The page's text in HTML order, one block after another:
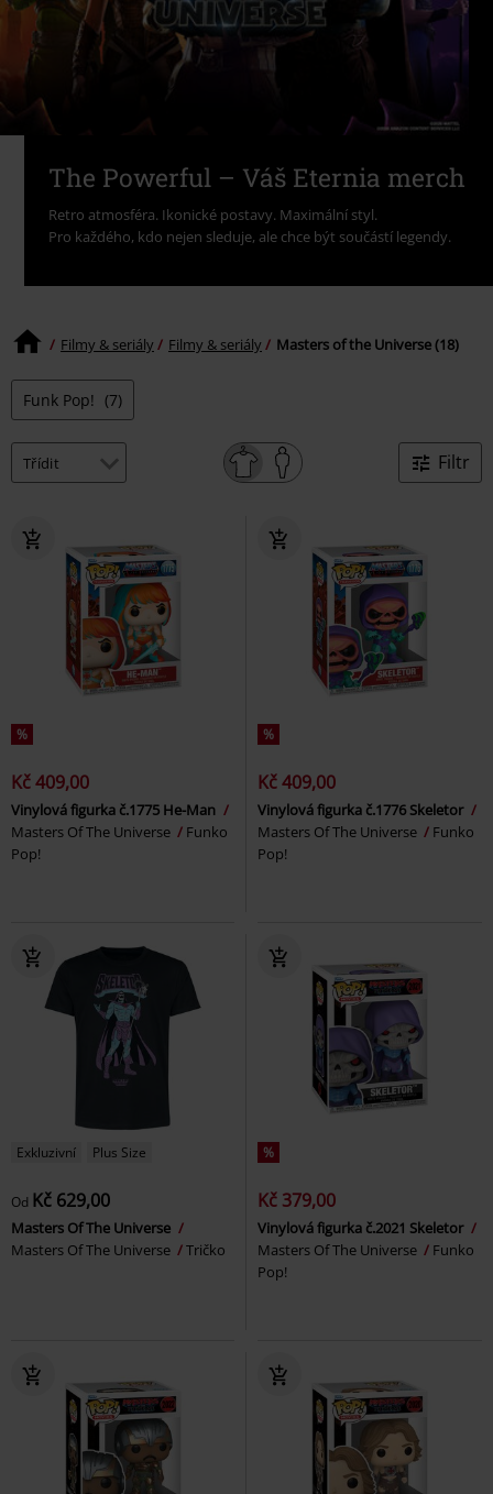
The Powerful – Váš Eternia merch
Retro atmosféra. Ikonické postavy. Maximální styl.
Pro každého, kdo nejen sleduje, ale chce být součástí legendy.
Filmy & seriály Filmy & seriály Masters of the Universe (18)
Funk Pop! (7)
Filtr
%
Kč 409,00
Vinylová figurka č.1775 He-Man
Masters Of The Universe
Funko
Pop!
%
Kč 409,00
Vinylová figurka č.1776 Skeletor
Masters Of The Universe
Funko
Pop!
Exkluzivní Plus Size
Od Kč 629,00
Masters Of The Universe
Masters Of The Universe
Tričko
%
Kč 379,00
Vinylová figurka č.2021 Skeletor
Masters Of The Universe
Funko
Pop!